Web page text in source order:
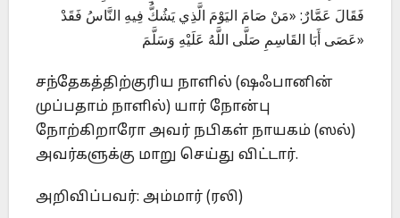
فَقَالَ عَمَّارٌ: «مَنْ صَامَ اليَوْمَ الَّذِي يَشُكُّ فِيهِ النَّاسُ فَقَدْ
عَصَى أَبَا القَاسِمِ صَلَّى اللَّهُ عَلَيْهِ وَسَلَّمَ»
சந்தேகத்திற்குரிய நாளில் (ஷஃபானின்
முப்பதாம் நாளில்) யார் நோன்பு
நோற்கிறாரோ அவர் நபிகள் நாயகம் (ஸல்)
அவர்களுக்கு மாறு செய்து விட்டார்.
அறிவிப்பவர்: அம்மார் (ரலி)